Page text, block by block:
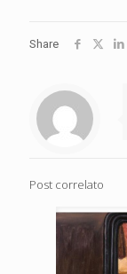
Share
Post correlato